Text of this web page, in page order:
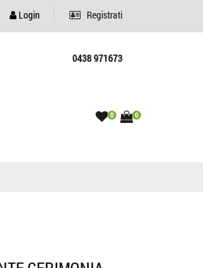
Login Registrati
0438 971673
0 0